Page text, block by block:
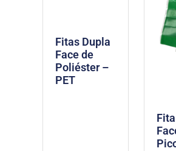
Fitas Dupla
Face de
Poliéster –
PET